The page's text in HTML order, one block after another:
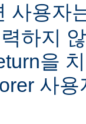
사용자
하지
을
사